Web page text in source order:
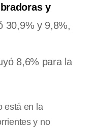
y
30,9% y 9,8%,
8,6% para la
está en la
y no